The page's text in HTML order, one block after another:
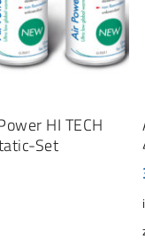
HI TECH
Set